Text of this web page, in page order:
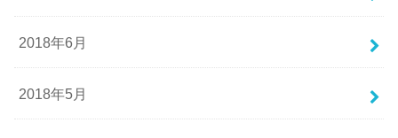
2018年6月
2018年5月